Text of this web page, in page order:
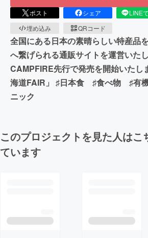
ポスト シェア LINE
埋め込み
QRコード
全国にある日本の素晴らしい特産品
へ繋げられる通販サイトを運営いた
CAMPFIRE先行で発売を開始いたし
海道FAIR」 ♯日本食 ♯食べ物 ♯有
ニック
このプロジェクトを見た人はこ
ています